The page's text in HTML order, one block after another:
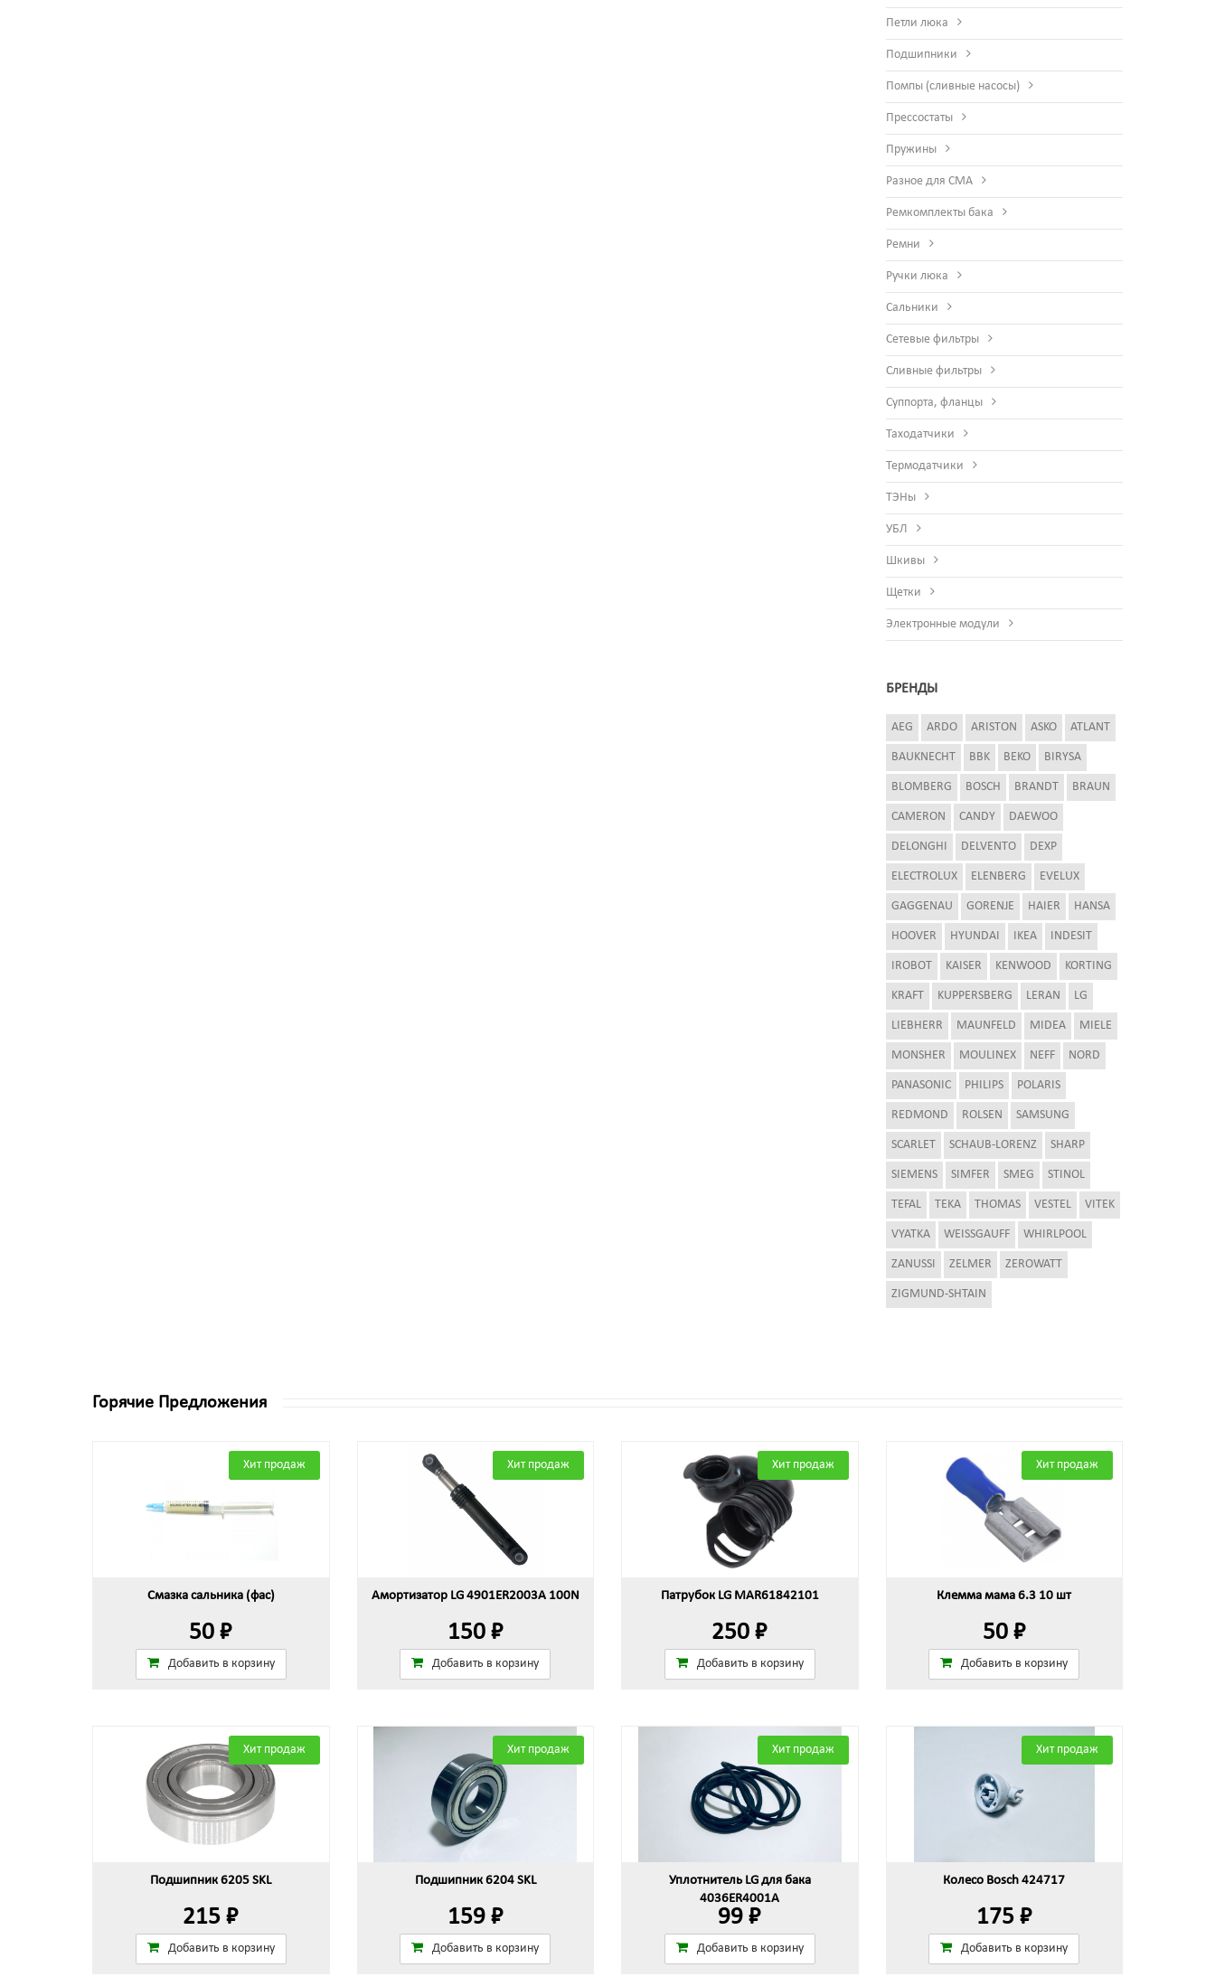
Петли люка
Подшипники
Помпы (сливные насосы)
Прессостаты
Пружины
Разное для СМА
Ремкомплекты бака
Ремни
Ручки люка
Сальники
Сетевые фильтры
Сливные фильтры
Суппорта, фланцы
Таходатчики
Термодатчики
ТЭНы
УБЛ
Шкивы
Щетки
Электронные модули
БРЕНДЫ
AEG ARDO ARISTON ASKO ATLANT
BAUKNECHT BBK BEKO BIRYSA
BLOMBERG BOSCH BRANDT BRAUN
CAMERON CANDY DAEWOO
DELONGHI DELVENTO DEXP
ELECTROLUX ELENBERG EVELUX
GAGGENAU GORENJE HAIER HANSA
HOOVER HYUNDAI IKEA INDESIT
IROBOT KAISER KENWOOD KORTING
KRAFT KUPPERSBERG LERAN LG
LIEBHERR MAUNFELD MIDEA MIELE
MONSHER MOULINEX NEFF NORD
PANASONIC PHILIPS POLARIS
REDMOND ROLSEN SAMSUNG
SCARLET SCHAUB-LORENZ SHARP
SIEMENS SIMFER SMEG STINOL
TEFAL TEKA THOMAS VESTEL VITEK
VYATKA WEISSGAUFF WHIRLPOOL
ZANUSSI ZELMER ZEROWATT
ZIGMUND-SHTAIN
Горячие Предложения
Хит продаж
Смазка сальника (фас)
50 ₽
Добавить в корзину
Хит продаж
Амортизатор LG 4901ER2003A 100N
150 ₽
Добавить в корзину
Хит продаж
Патрубок LG MAR61842101
250 ₽
Добавить в корзину
Хит продаж
Клемма мама 6.3 10 шт
50 ₽
Добавить в корзину
Хит продаж
Подшипник 6205 SKL
215 ₽
Добавить в корзину
Хит продаж
Подшипник 6204 SKL
159 ₽
Добавить в корзину
Хит продаж
Уплотнитель LG для бака
4036ER4001A
99 ₽
Добавить в корзину
Хит продаж
Колесо Bosch 424717
175 ₽
Добавить в корзину